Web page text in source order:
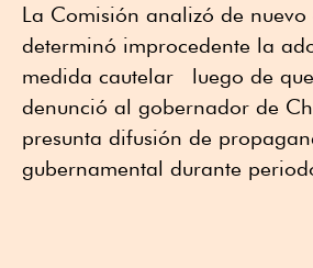
La Comisión analizó de nuevo
determinó improcedente la
medida cautelar luego de
denunció al gobernador de
presunta difusión de
gubernamental durante